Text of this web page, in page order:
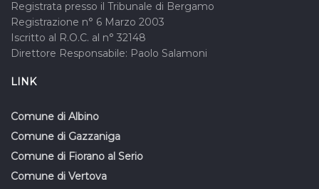
Registrata presso il Tribunale di Bergamo
Registrazione n° 6 Marzo 2003
Iscritto al R.O.C. al n° 32148
Direttore Responsabile: Paolo Salamoni
LINK
Comune di Albino
Comune di Gazzaniga
Comune di Fiorano al Serio
Comune di Vertova